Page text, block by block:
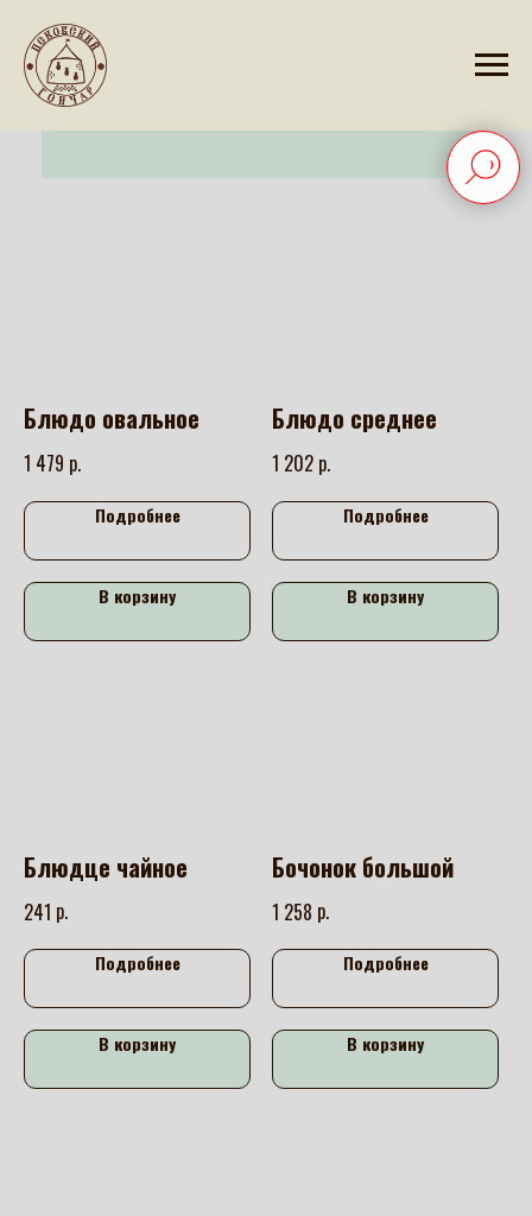
Блюдо овальное
1 479 р.
Подробнее
В корзину
Блюдо среднее
1 202 р.
Подробнее
В корзину
Блюдце чайное
241 р.
Подробнее
В корзину
Бочонок большой
1 258 р.
Подробнее
В корзину